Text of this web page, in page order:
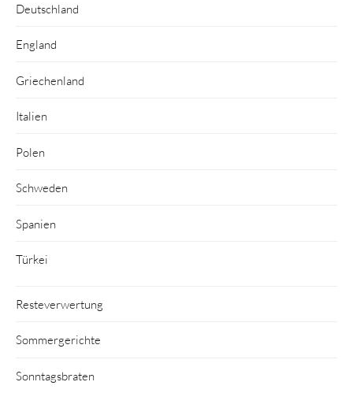
Deutschland
England
Griechenland
Italien
Polen
Schweden
Spanien
Türkei
Resteverwertung
Sommergerichte
Sonntagsbraten